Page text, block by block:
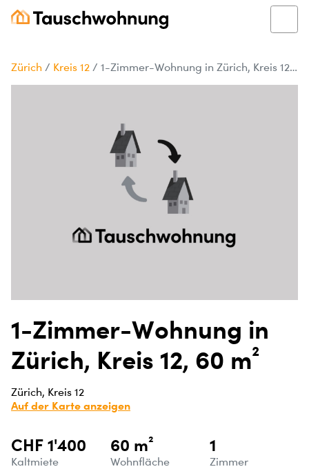
Zürich / Kreis 12 / 1-Zimmer-Wohnung in Zürich, Kreis 12, 60 m²
1-Zimmer-Wohnung in
Zürich, Kreis 12, 60 m²
Zürich, Kreis 12
Auf der Karte anzeigen
CHF 1'400
Kaltmiete
60 m²
Wohnfläche
1
Zimmer